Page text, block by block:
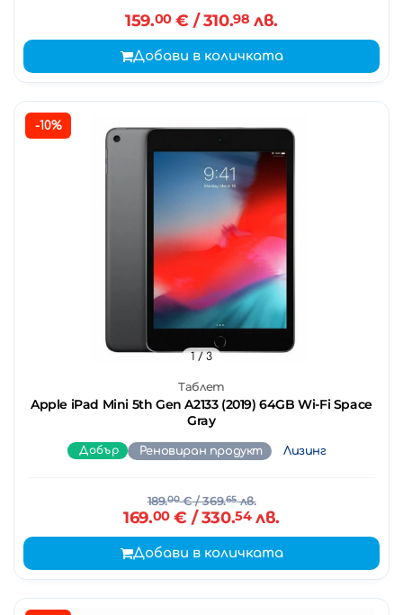
159.00€ / 310.98 лв.
Добави в количката
-10%
Таблет
Apple iPad Mini 5th Gen A2133 (2019) 64GB Wi-Fi Space
Gray
1 / 3
Добър Реновиран продукт Лизинг
189.00€/ 369.65лв.
169.00€ / 330.54лв.
Добави в количката